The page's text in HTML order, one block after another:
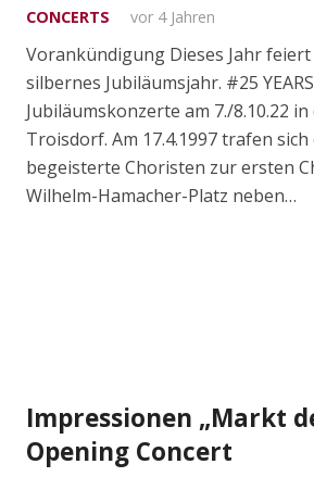
CONCERTS vor 4 Jahren
Vorankündigung Dieses Jahr
silbernes Jubiläumsjahr. #25
Jubiläumskonzerte am 7./8.10.22
Troisdorf. Am 17.4.1997 trafen
begeisterte Choristen zur ersten
Wilhelm-Hamacher-Platz neben…
Impressionen „Markt
Opening Concert